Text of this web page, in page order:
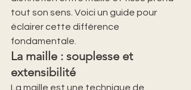
tout son sens. Voici un guide pour
éclairer cette différence
fondamentale.
La maille : souplesse et
extensibilité
La maille est une technique de